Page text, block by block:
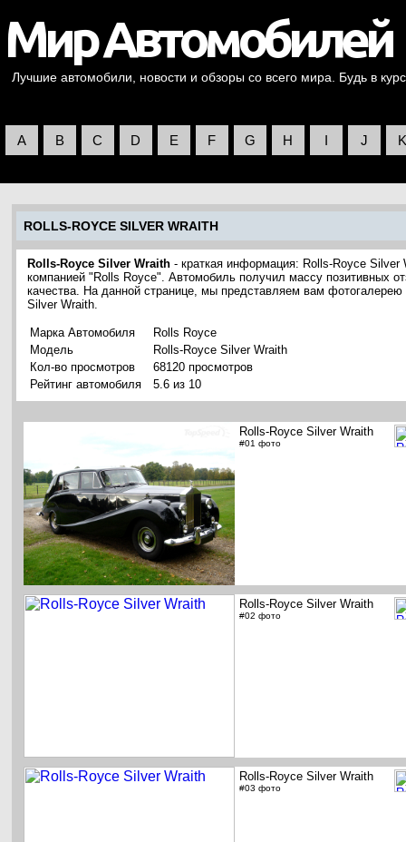
Лучшие автомобили, новости и обзоры со всего мира. Будь в
A B C D E F G H I J K
ROLLS-ROYCE SILVER WRAITH
Rolls-Royce Silver Wraith - краткая информация: Rolls-Royce
компанией "Rolls Royce". Автомобиль получил массу позитивных
качества. На данной странице, мы представляем вам
Silver Wraith.
Марка Автомобиля
Rolls Royce
Модель
Rolls-Royce Silver Wraith
Кол-во просмотров
68120 просмотров
Рейтинг автомобиля
5.6 из 10
Rolls-Royce Silver Wraith
#01 фото
Rolls-Royce Silver Wraith
#02 фото
Rolls-Royce Silver Wraith
#03 фото